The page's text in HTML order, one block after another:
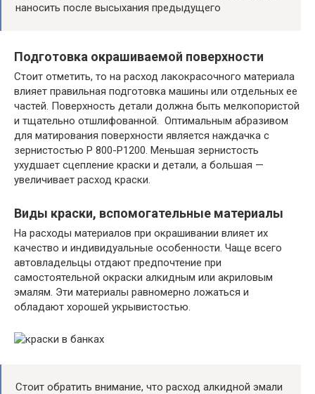
наносить после высыхания предыдущего
Подготовка окрашиваемой поверхности
Стоит отметить, то на расход лакокрасочного материала
влияет правильная подготовка машины или отдельных ее
частей. Поверхность детали должна быть мелкопористой
и тщательно отшлифованной. Оптимальным абразивом
для матирования поверхности является наждачка с
зернистостью Р 800-Р1200. Меньшая зернистость
ухудшает сцепление краски и детали, а большая —
увеличивает расход краски.
Виды краски, вспомогательные материалы
На расходы материалов при окрашивании влияет их
качество и индивидуальные особенности. Чаще всего
автовладельцы отдают предпочтение при
самостоятельной окраски алкидным или акриловым
эмалям. Эти материалы равномерно ложаться и
обладают хорошей укрывистостью.
Стоит обратить внимание, что расход алкидной эмали